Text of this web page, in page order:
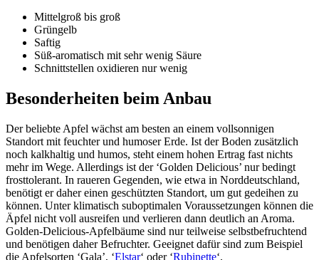
Mittelgroß bis groß
Grüngelb
Saftig
Süß-aromatisch mit sehr wenig Säure
Schnittstellen oxidieren nur wenig
Besonderheiten beim Anbau
Der beliebte Apfel wächst am besten an einem vollsonnigen
Standort mit feuchter und humoser Erde. Ist der Boden zusätzlich
noch kalkhaltig und humos, steht einem hohen Ertrag fast nichts
mehr im Wege. Allerdings ist der ‘Golden Delicious’ nur bedingt
frosttolerant. In raueren Gegenden, wie etwa in Norddeutschland,
benötigt er daher einen geschützten Standort, um gut gedeihen zu
können. Unter klimatisch suboptimalen Voraussetzungen können die
Äpfel nicht voll ausreifen und verlieren dann deutlich an Aroma.
Golden-Delicious-Apfelbäume sind nur teilweise selbstbefruchtend
und benötigen daher Befruchter. Geeignet dafür sind zum Beispiel
die Apfelsorten ‘Gala’, ‘Elstar‘ oder ‘Rubinette‘.